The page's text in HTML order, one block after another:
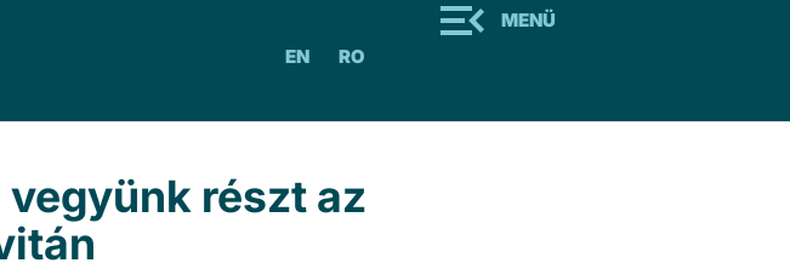
EN RO
MENÜ
részt az